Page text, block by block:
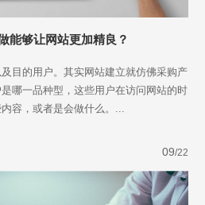
能够让网站更加精良？
目的用户。其实网站建立就仿佛采购产
哪一品种型，这些用户在访问网站的时
容，或者是会做什么。...
09/22
方式，我们会第一时间送上问候的。